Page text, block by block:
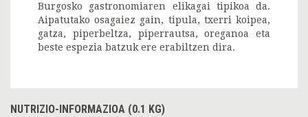
Burgosko gastronomiaren elikagai tipikoa da.
Aipatutako osagaiez gain, tipula, txerri koipea,
gatza, piperbeltza, piperrautsa, oreganoa eta
beste espezia batzuk ere erabiltzen dira.
NUTRIZIO-INFORMAZIOA (0.1 KG)